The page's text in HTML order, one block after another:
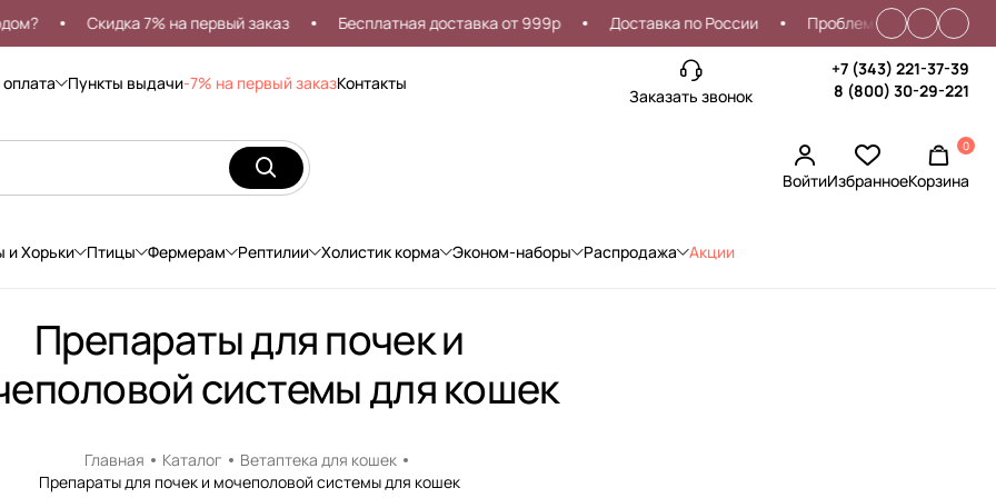
Скидка 7% на первый заказ Бесплатная доставка от 999р Доставка по России Проблемы со входом?
Пункты выдачи-7% на первый заказКонтакты
Заказать звонок
+7 (343) 221-37-39
8 (800) 30-29-221
ВойтиИзбранное
0
Корзина
и Хорьки Птицы Фермерам Рептилии Холистик корма Эконом-наборы Распродажа Акции
Препараты для почек и
системы для кошек
Главная Каталог
Ветаптека для кошек
Препараты для почек и мочеполовой системы для кошек